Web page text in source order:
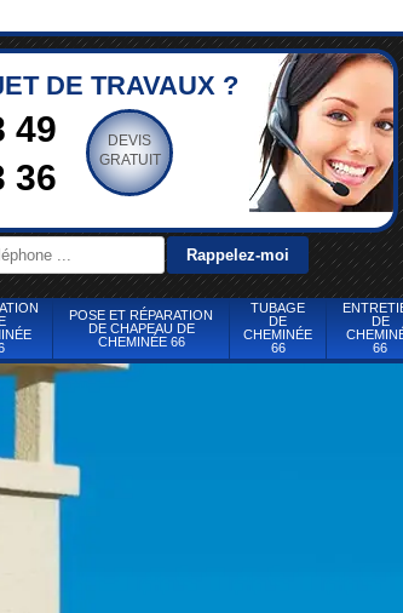
DE TRAVAUX ?
49
36
DEVIS
GRATUIT
POSE ET RÉPARATION
DE CHAPEAU DE
CHEMINÉE 66
TUBAGE
DE
CHEMINÉE
66
DE
66